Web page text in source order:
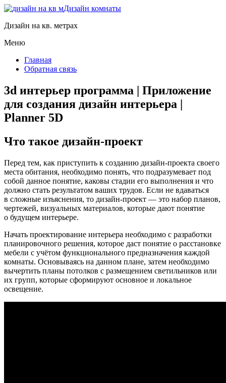
Дизайн комнаты
Дизайн на кв. метрах
Меню
Главная
Обратная связь
3d интерьер программа | Приложение
для создания дизайн интерьера |
Planner 5D
Что такое дизайн-проект
Перед тем, как приступить к созданию дизайн-проекта своего
места обитания, необходимо понять, что подразумевает под
собой данное понятие, каковы стадии его выполнения и что
должно стать результатом ваших трудов. Если не вдаваться
в сложные изъяснения, то дизайн-проект — это набор планов,
чертежей, визуальных материалов, которые дают понятие
о будущем интерьере.
Начать проектирование интерьера необходимо с разработки
планировочного решения, которое даст понятие о расстановке
мебели с учётом функционального предназначения каждой
комнаты. Основываясь на данном плане, затем необходимо
вычертить планы потолков с размещением светильников или
их групп, которые сформируют основное и локальное
освещение.